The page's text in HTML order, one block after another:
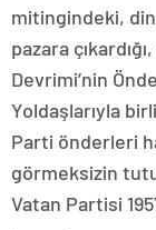
mitingindeki, din
pazara
Devrimi’nin
Yoldaşlarıyla
Parti önderleri
görmeksizin
Vatan Partisi